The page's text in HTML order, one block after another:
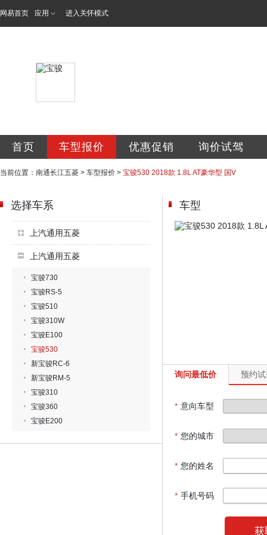
网易首页 应用 进入关怀模式
首页 车型报价 优惠促销 询价试驾
当前位置： 南通长江五菱 > 车型报价 > 宝骏530 2018款 1.8L AT豪华型 国V
选择车系
上汽通用五菱
上汽通用五菱
宝骏730
宝骏RS-5
宝骏510
宝骏310W
宝骏E100
宝骏530
新宝骏RC-6
新宝骏RM-5
宝骏310
宝骏360
宝骏E200
车型
询问最低价 预约
* 意向车型
* 您的城市
* 您的姓名
* 手机号码
获